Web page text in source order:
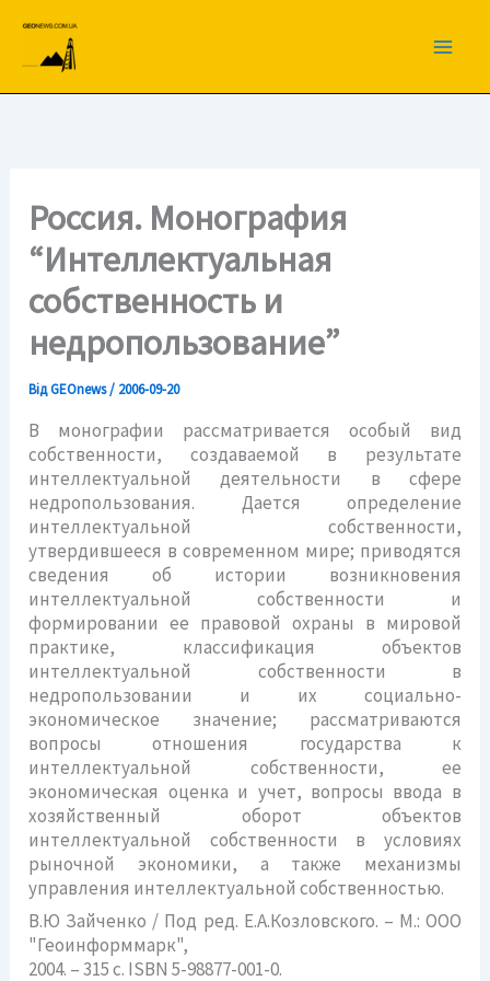
вмісту
Россия. Монография
“Интеллектуальная
собственность и
недропользование”
ВідGEOnews/ 2006-09-20
В монографии рассматривается особый вид
собственности, создаваемой в результате
интеллектуальной деятельности в сфере
недропользования. Дается определение
интеллектуальной собственности,
утвердившееся в современном мире; приводятся
сведения об истории возникновения
интеллектуальной собственности и
формировании ее правовой охраны в мировой
практике, классификация объектов
интеллектуальной собственности в
недропользовании и их социально-
экономическое значение; рассматриваются
вопросы отношения государства к
интеллектуальной собственности, ее
экономическая оценка и учет, вопросы ввода в
хозяйственный оборот объектов
интеллектуальной собственности в условиях
рыночной экономики, а также механизмы
управления интеллектуальной собственностью.
В.Ю Зайченко / Под ред. Е.А.Козловского. – М.: ООО
"Геоинформмарк",
2004. – 315 с. ISBN 5-98877-001-0.